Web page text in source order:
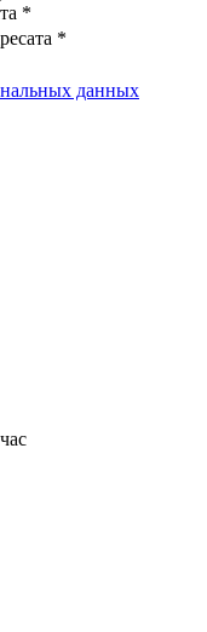
*
*
данных